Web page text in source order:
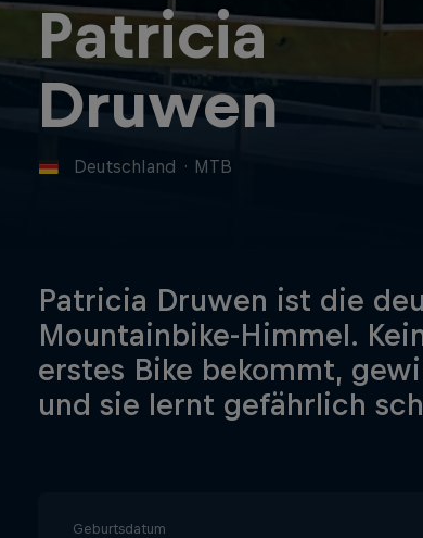
Patricia
Druwen
Deutschland · MTB
Patricia Druwen ist die
Mountainbike-Himmel.
erstes Bike bekommt,
und sie lernt gefährlich
Geburtsdatum